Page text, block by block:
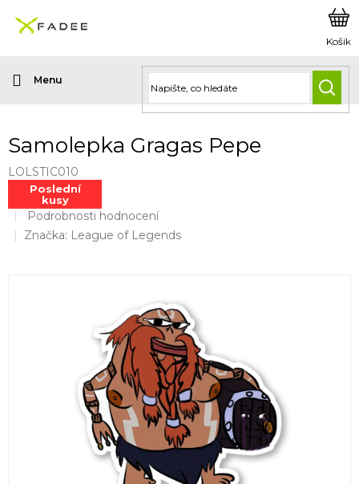
obsah
Samolepka Gragas Pepe
LOLSTIC010
Poslední
kusy
Průměrné
hodnocení
Podrobnosti hodnocení
Značka: League of Legends